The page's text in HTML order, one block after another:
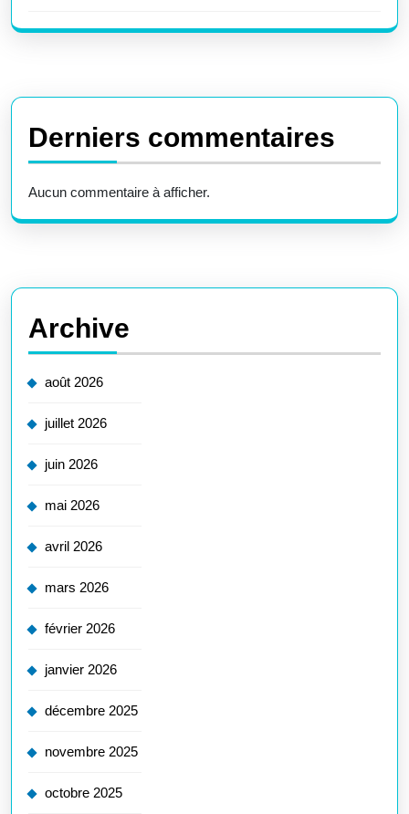
Derniers commentaires
Aucun commentaire à afficher.
Archive
août 2026
juillet 2026
juin 2026
mai 2026
avril 2026
mars 2026
février 2026
janvier 2026
décembre 2025
novembre 2025
octobre 2025